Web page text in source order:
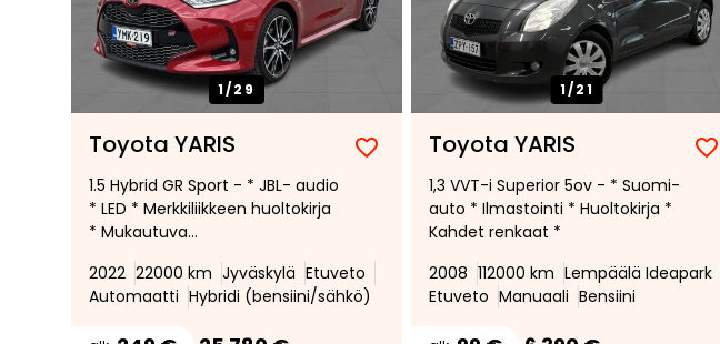
1/29
Toyota YARIS
Lisää
suosikiksi
Poista
suosikeista
1.5 Hybrid GR Sport - * JBL- audio
* LED * Merkkiliikkeen huoltokirja
* Mukautuva
Peruutuskamera *
Kuolleenkulman varoitin *
2022 22000 km Jyväskylä Etuveto
Automaatti Hybridi (bensiini/sähkö)
1/21
Toyota YARIS
1,3 VVT-i Superior 5ov - * Suomi-
auto * Ilmastointi * Huoltokirja *
Kahdet renkaat *
2008 112000 km Lempäälä Ideapark
Etuveto Manuaali Bensiini